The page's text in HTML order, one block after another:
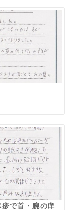
で首・腕の痒